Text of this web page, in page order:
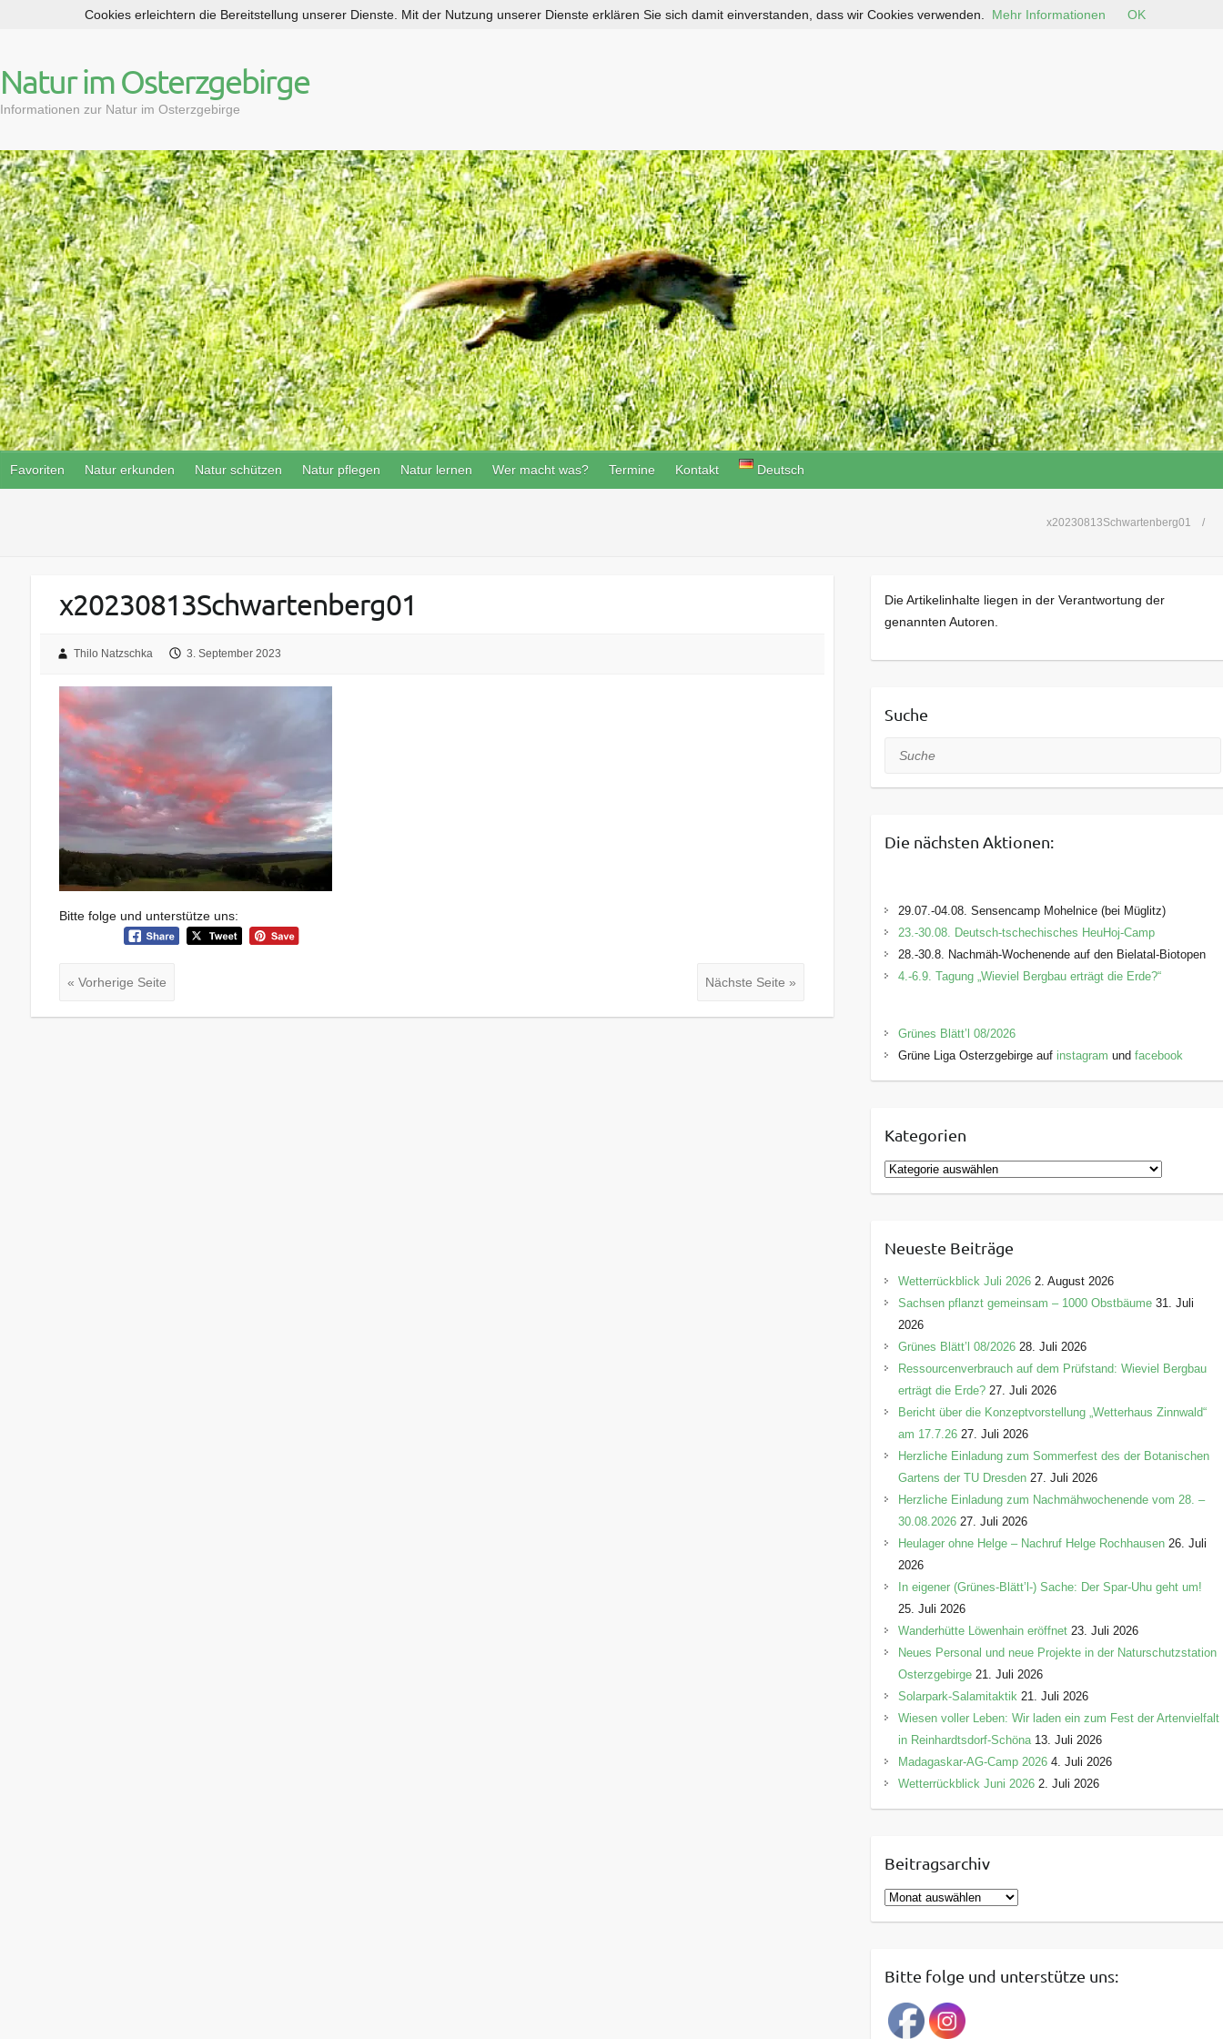
p
t
c
o
n
t
e
n
t
Natur im Osterzgebirge
Informationen zur Natur im Osterzgebirge
Favoriten Natur erkunden Natur schützen Natur pflegen Natur lernen Wer macht was? Termine Kontakt Deutsch
x20230813Schwartenberg01
x20230813Schwartenberg01
Thilo Natzschka 3. September 2023
Bitte folge und unterstütze uns:
« Vorherige Seite Nächste Seite »
Die Artikelinhalte liegen in der Verantwortung der
genannten Autoren.
Suche
Suche
Die nächsten Aktionen:
29.07.-04.08. Sensencamp Mohelnice (bei Müglitz)
23.-30.08. Deutsch-tschechisches HeuHoj-Camp
28.-30.8. Nachmäh-Wochenende auf den Bielatal-Biotopen
4.-6.9. Tagung „Wieviel Bergbau erträgt die Erde?“
Grünes Blätt’l 08/2026
Grüne Liga Osterzgebirge auf instagram und facebook
Kategorien
K
a
g
o
r
e
n
Neueste Beiträge
Wetterrückblick Juli 2026 2. August 2026
Sachsen pflanzt gemeinsam – 1000 Obstbäume 31. Juli
2026
Grünes Blätt’l 08/2026 28. Juli 2026
Ressourcenverbrauch auf dem Prüfstand: Wieviel Bergbau
erträgt die Erde? 27. Juli 2026
Bericht über die Konzeptvorstellung „Wetterhaus Zinnwald“
am 17.7.26 27. Juli 2026
Herzliche Einladung zum Sommerfest des der Botanischen
Gartens der TU Dresden 27. Juli 2026
Herzliche Einladung zum Nachmähwochenende vom 28. –
30.08.2026 27. Juli 2026
Heulager ohne Helge – Nachruf Helge Rochhausen 26. Juli
2026
In eigener (Grünes-Blätt’l-) Sache: Der Spar-Uhu geht um!
25. Juli 2026
Wanderhütte Löwenhain eröffnet 23. Juli 2026
Neues Personal und neue Projekte in der Naturschutzstation
Osterzgebirge 21. Juli 2026
Solarpark-Salamitaktik 21. Juli 2026
Wiesen voller Leben: Wir laden ein zum Fest der Artenvielfalt
in Reinhardtsdorf-Schöna 13. Juli 2026
Madagaskar-AG-Camp 2026 4. Juli 2026
Wetterrückblick Juni 2026 2. Juli 2026
Beitragsarchiv
B
e
r
g
Bitte folge und unterstütze uns:
Cookies erleichtern die Bereitstellung unserer Dienste. Mit der Nutzung unserer Dienste erklären Sie sich damit einverstanden, dass wir Cookies verwenden. Mehr Informationen OK